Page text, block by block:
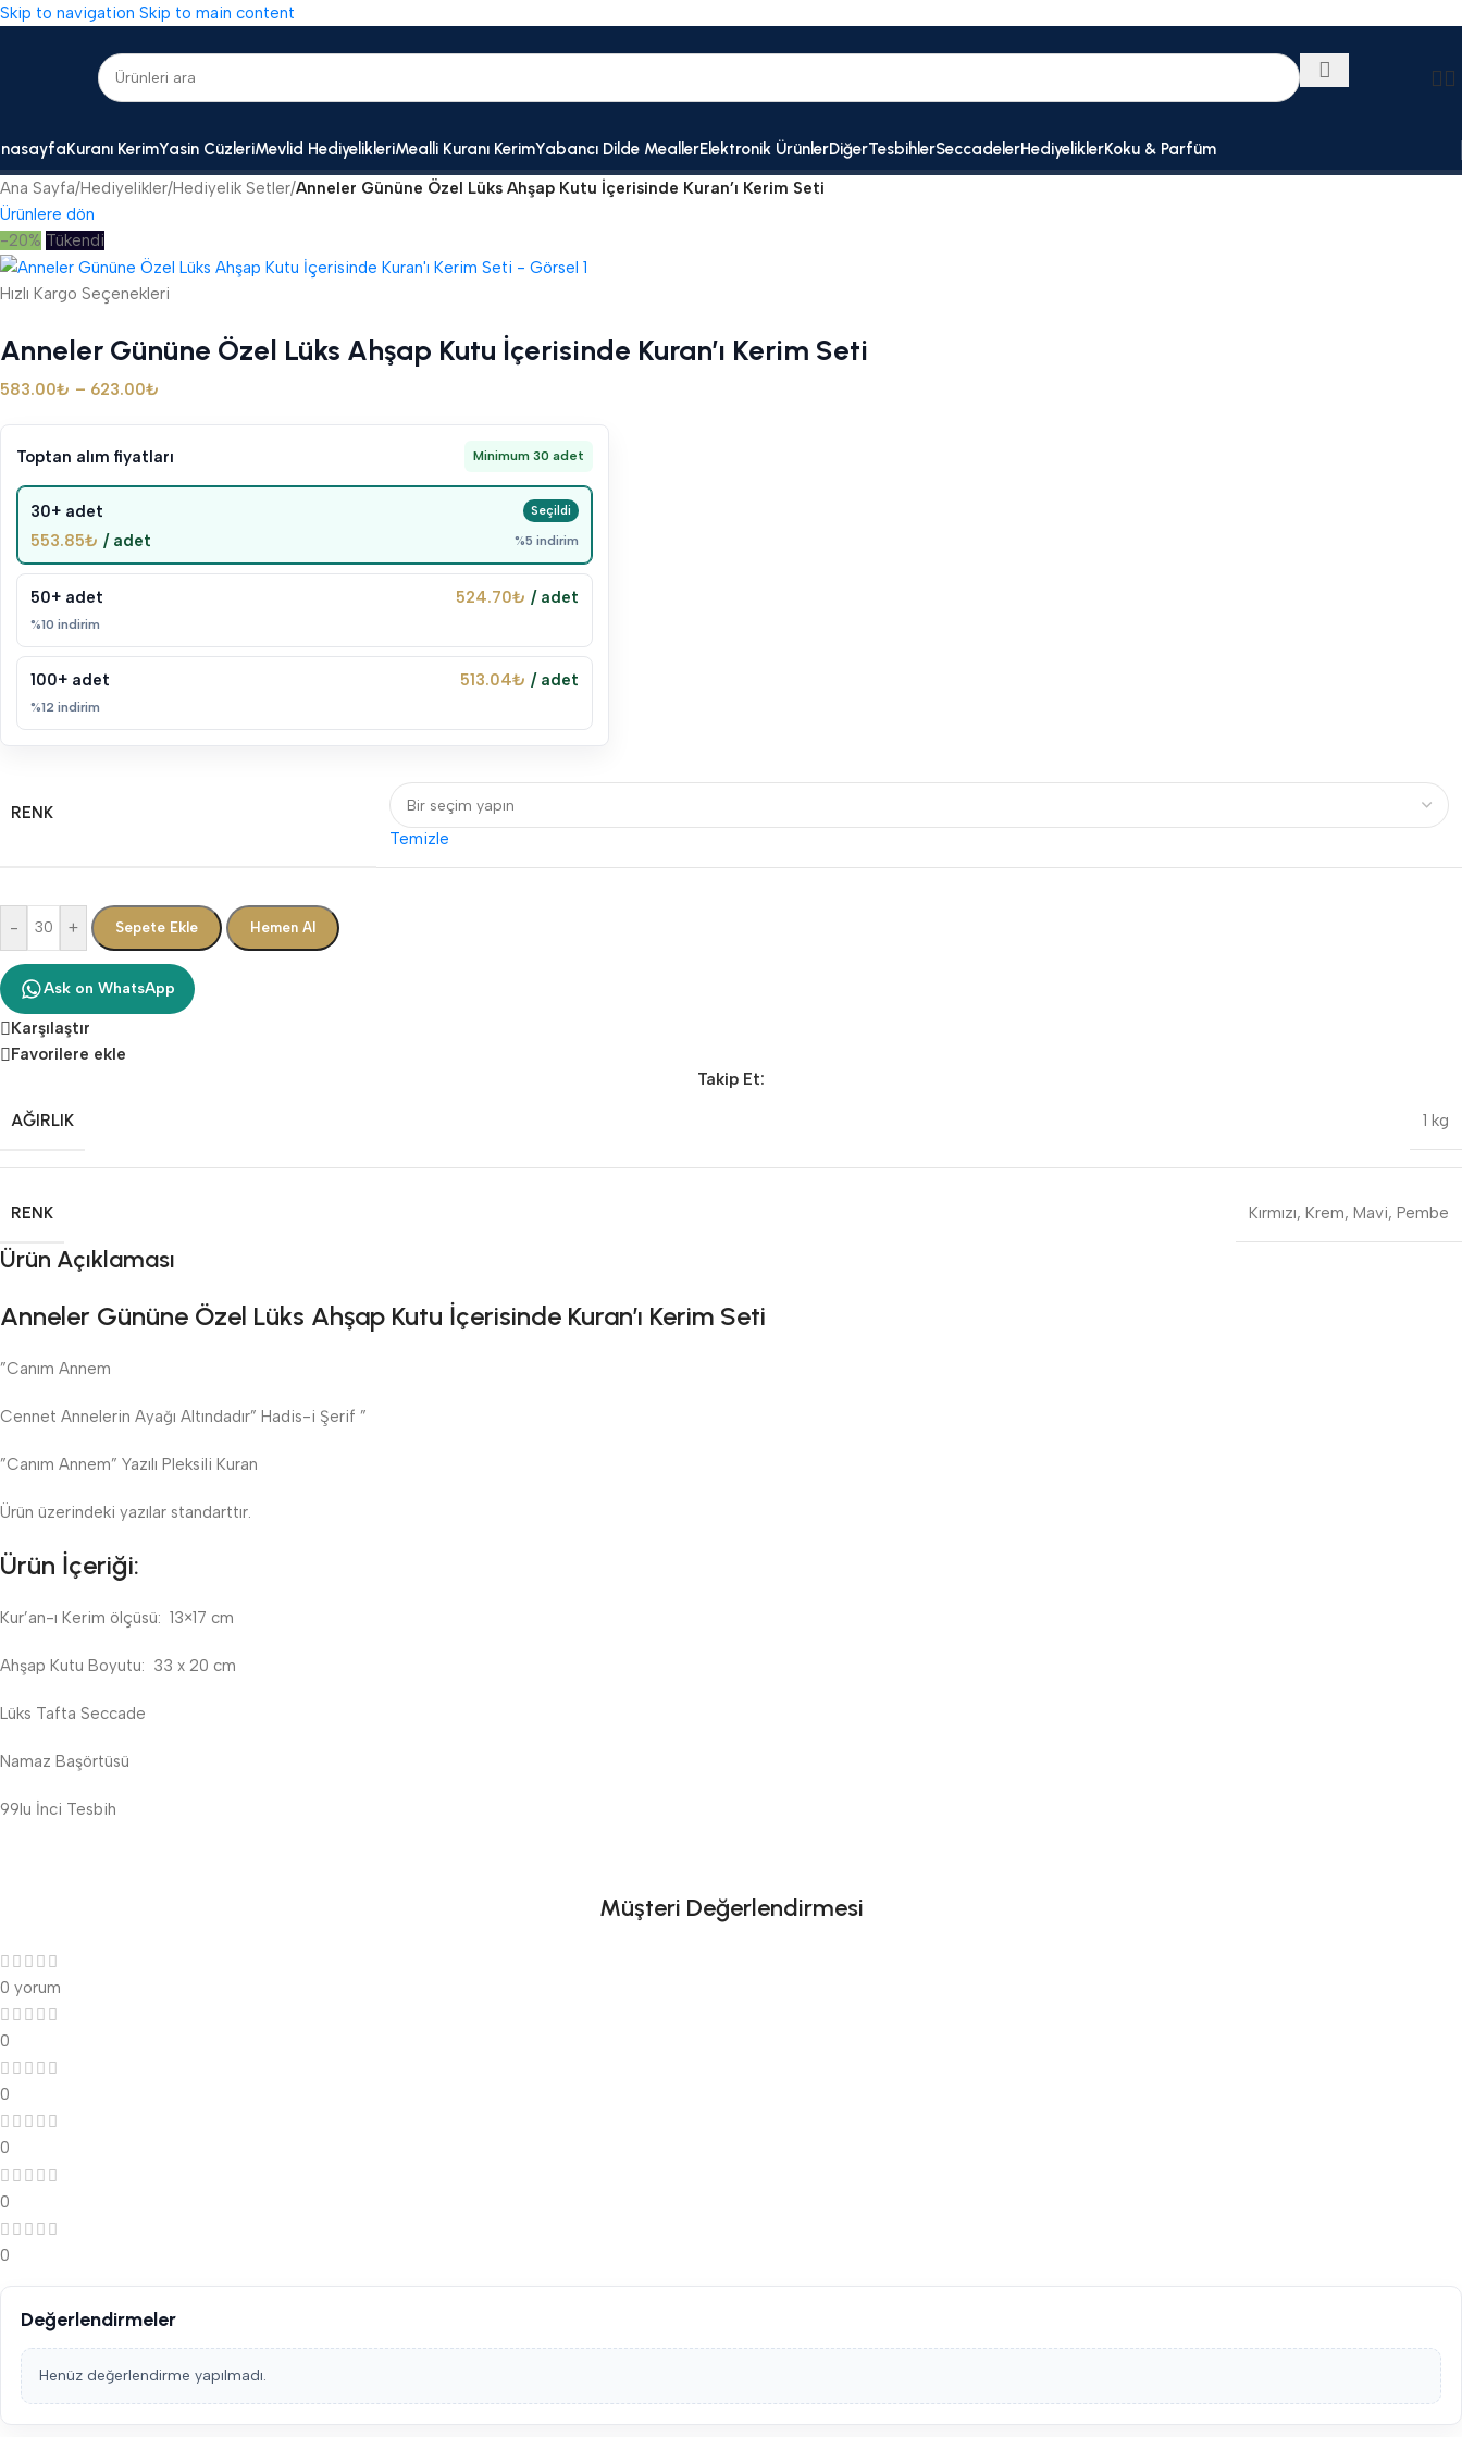
Skip to navigation Skip to main content
Kuranı KerimYasin CüzleriMevlid HediyelikleriMealli Kuranı KerimYabancı Dilde MeallerElektronik ÜrünlerDiğerTesbihlerSeccadelerHediyeliklerKoku & Parfüm
Ana Sayfa/Hediyelikler/Hediyelik Setler/Anneler Gününe Özel Lüks Ahşap Kutu İçerisinde Kuran’ı Kerim Seti
Ürünlere dön
-20% Tükendi
Hızlı Kargo Seçenekleri
Anneler Gününe Özel Lüks Ahşap Kutu İçerisinde Kuran’ı Kerim Seti
583.00₺ – 623.00₺
Toptan alım fiyatları Minimum 30 adet
30+ adet
553.85₺ / adet %5 indirim
50+ adet 524.70₺ / adet
%10 indirim
100+ adet 513.04₺ / adet
%12 indirim
RENK
Temizle
- + Sepete Ekle Hemen Al
Ask on WhatsApp
Karşılaştır
Favorilere ekle
Takip Et:
AĞIRLIK 1 kg
RENK Kırmızı, Krem, Mavi, Pembe
Ürün Açıklaması
Anneler Gününe Özel Lüks Ahşap Kutu İçerisinde Kuran’ı Kerim Seti
”Canım Annem
Cennet Annelerin Ayağı Altındadır” Hadis-i Şerif ”
”Canım Annem” Yazılı Pleksili Kuran
Ürün üzerindeki yazılar standarttır.
Ürün İçeriği:
Kur’an-ı Kerim ölçüsü: 13×17 cm
Ahşap Kutu Boyutu: 33 x 20 cm
Lüks Tafta Seccade
Namaz Başörtüsü
99lu İnci Tesbih
Müşteri Değerlendirmesi
0 yorum
0
0
0
0
0
Değerlendirmeler
Henüz değerlendirme yapılmadı.